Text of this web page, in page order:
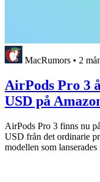
MacRumors • 2
AirPods Pro 3
USD på
AirPods Pro 3 finns nu
USD från det ordinarie
modellen som